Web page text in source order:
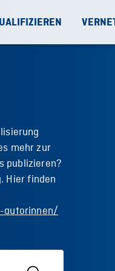
mehr zur
publizieren?
Hier finden
autorinnen/